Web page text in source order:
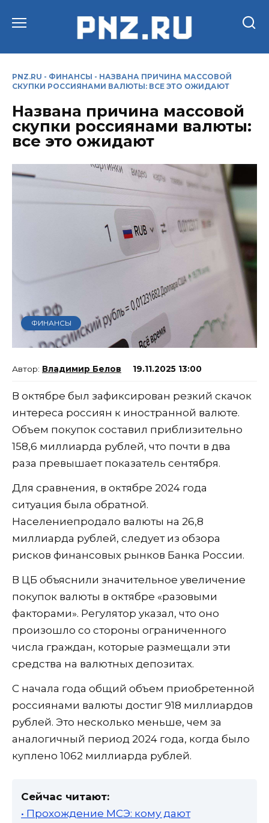
PNZ.RU - ФИНАНСЫ - НАЗВАНА ПРИЧИНА МАССОВОЙ
СКУПКИ РОССИЯНАМИ ВАЛЮТЫ: ВСЕ ЭТО ОЖИДАЮТ
Названа причина массовой
скупки россиянами валюты:
все это ожидают
ФИНАНСЫ
Владимир Белов 19.11.2025 13:00
В октябре был зафиксирован резкий скачок
интереса россиян к иностранной валюте.
Объем покупок составил приблизительно
158,6 миллиарда рублей, что почти в два
раза превышает показатель сентября.
Для сравнения, в октябре 2024 года
ситуация была обратной.
Населениепродало валюты на 26,8
миллиарда рублей, следует из обзора
рисков финансовых рынков Банка России.
В ЦБ объяснили значительное увеличение
покупок валюты в октябре «разовыми
факторами». Регулятор указал, что оно
произошло со стороны ограниченного
числа граждан, которые размещали эти
средства на валютных депозитах.
С начала года общий объем приобретенной
россиянами валюты достиг 918 миллиардов
рублей. Это несколько меньше, чем за
аналогичный период 2024 года, когда было
куплено 1062 миллиарда рублей.
Сейчас читают:
• Прохождение МСЭ: кому дают